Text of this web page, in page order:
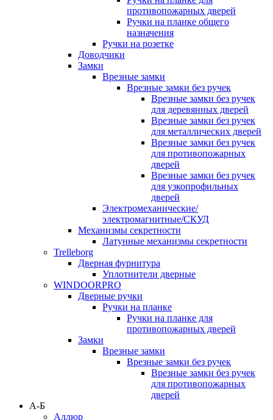
противопожарных дверей
Ручки на планке общего
назначения
Ручки на розетке
Доводчики
Замки
Врезные замки
Врезные замки без ручек
Врезные замки без ручек
для деревянных дверей
Врезные замки без ручек
для металлических дверей
Врезные замки без ручек
для противопожарных
дверей
Врезные замки без ручек
для узкопрофильных
дверей
Электромеханические/
электромагнитные/СКУД
Механизмы секретности
Латунные механизмы секретности
Trelleborg
Дверная фурнитура
Уплотнители дверные
WINDOORPRO
Дверные ручки
Ручки на планке
Ручки на планке для
противопожарных дверей
Замки
Врезные замки
Врезные замки без ручек
Врезные замки без ручек
для противопожарных
дверей
А-Б
Аллюр